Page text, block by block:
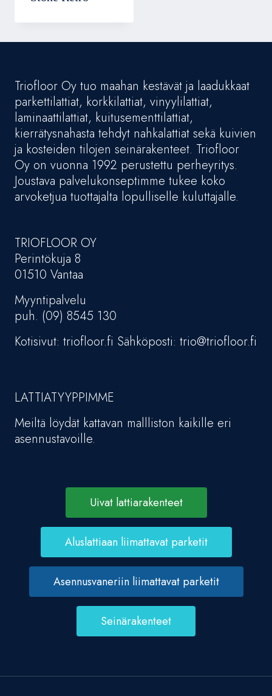
Triofloor Oy tuo maahan kestävät ja laadukkaat
parkettilattiat, korkkilattiat, vinyylilattiat,
laminaattilattiat, kuitusementtilattiat,
kierrätysnahasta tehdyt nahkalattiat sekä kuivien
ja kosteiden tilojen seinärakenteet. Triofloor
Oy on vuonna 1992 perustettu perheyritys.
Joustava palvelukonseptimme tukee koko
arvoketjua tuottajalta lopulliselle kuluttajalle.
TRIOFLOOR OY
Perintökuja 8
01510 Vantaa
Myyntipalvelu
puh. (09) 8545 130
Kotisivut: triofloor.fi Sähköposti: trio@triofloor.fi
LATTIATYYPPIMME
Meiltä löydät kattavan mallliston kaikille eri
asennustavoille.
Uivat lattiarakenteet
Aluslattiaan liimattavat parketit
Asennusvaneriin liimattavat parketit
Seinärakenteet